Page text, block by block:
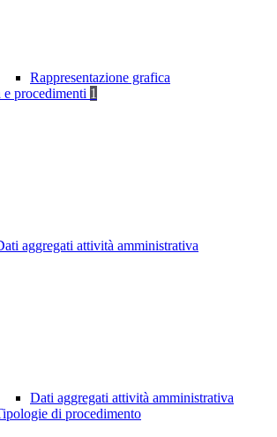
Rappresentazione grafica
procedimenti 1
aggregati attività amministrativa
Dati aggregati attività amministrativa
di procedimento